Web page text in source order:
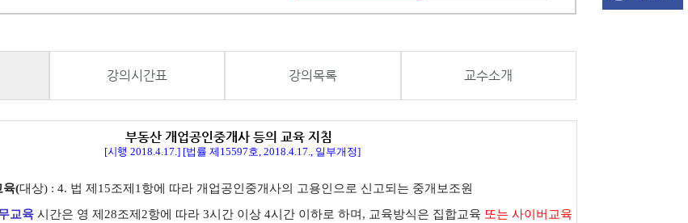
강의시간표 강의목록 교수소개
부동산 개업공인중개사 등의 교육 지침
[시행 2018.4.17.] [법률 제15597호, 2018.4.17., 일부개정]
육(대상) : 4. 법 제 15조제 1 항에 따라 개업공인중개사의 고용인으로 신고되는 중개보조원
교육 시간은 영 제 28조제 2항에 따라 3시간 이상 4시간 이하로 하며 , 교육방식은 집합교육 또는 사이버교육